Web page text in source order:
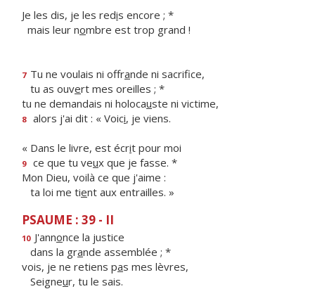
Je les dis, je les redis encore ; *
mais leur nombre est trop grand !
7 Tu ne voulais ni offrande ni sacrifice,
tu as ouvert mes oreilles ; *
tu ne demandais ni holocauste ni victime,
8 alors j'ai dit : « Voici, je viens.
« Dans le livre, est écrit pour moi
9 ce que tu veux que je fasse. *
Mon Dieu, voilà ce que j'aime :
ta loi me tient aux entrailles. »
PSAUME : 39 - II
10 J'annonce la justice
dans la grande assemblée ; *
vois, je ne retiens pas mes lèvres,
Seigneur, tu le sais.